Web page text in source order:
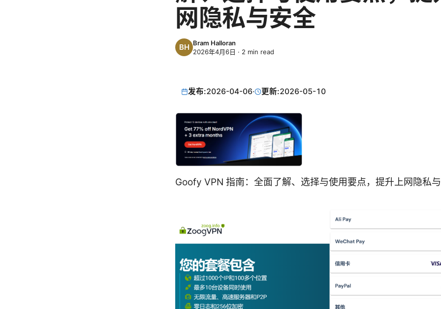
网隐私与安全
Bram Halloran
2026年4月6日 · 2 min read
发布:2026-04-06· 更新:2026-05-10
Goofy VPN 指南：全面了解、选择与使用要点，提升上网隐私